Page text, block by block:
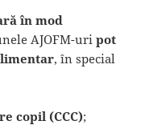
în mod
AJOFM-uripot
, în special
copil (CCC);